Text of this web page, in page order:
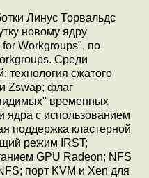
Линус Торвальдс
новому ядру
Workgroups", по
Среди
технология сжатого
Zswap; флаг
временных
ядра с использованием
поддержка кластерной
режим IRST;
GPU Radeon; NFS
порт KVM и Xen для